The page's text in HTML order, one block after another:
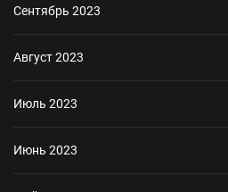
Сентябрь 2023
Август 2023
Июль 2023
Июнь 2023